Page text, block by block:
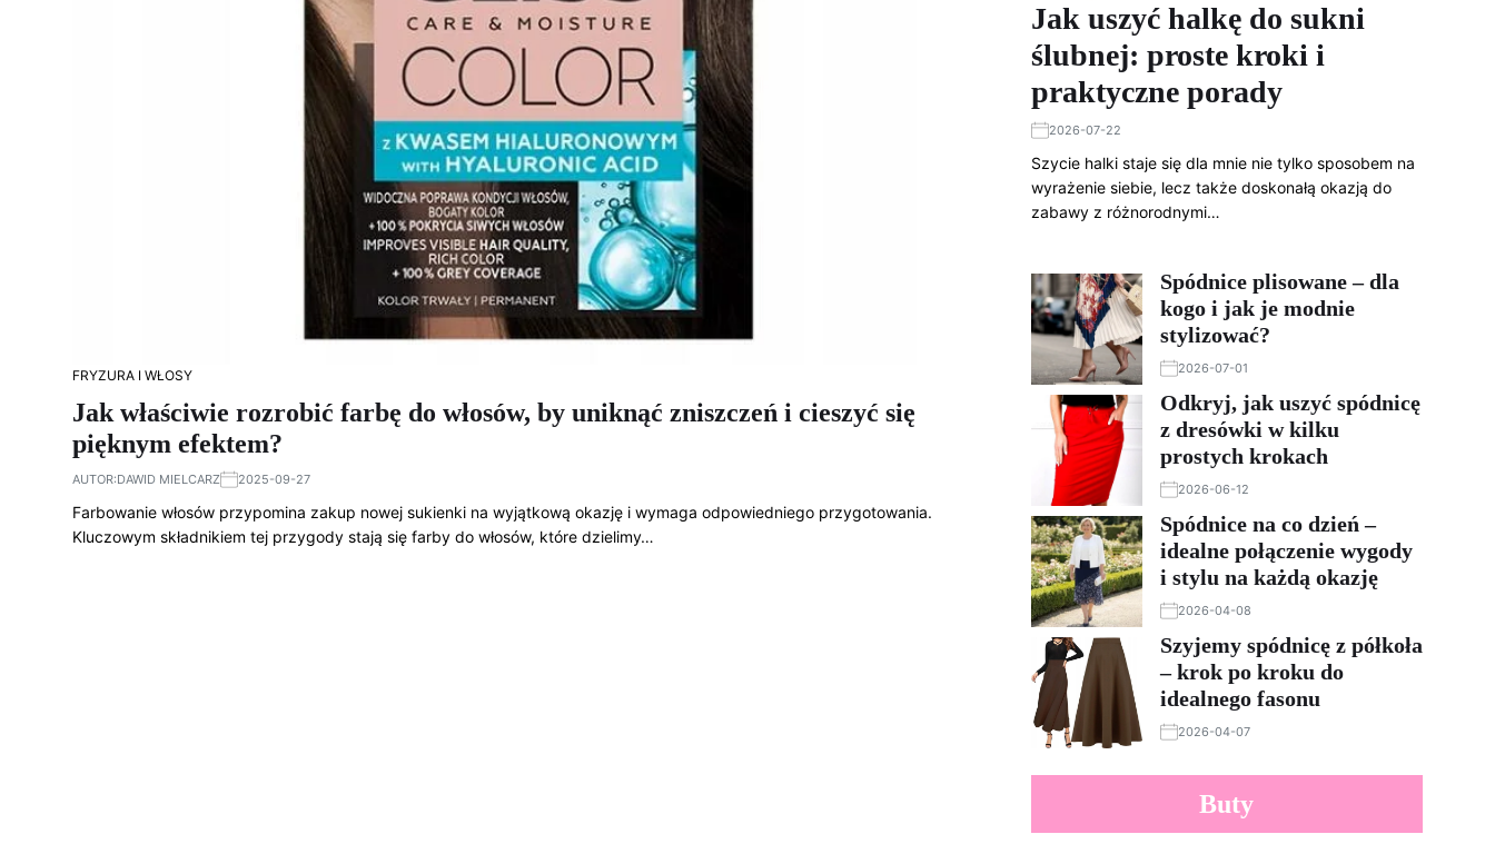
FRYZURA I WŁOSY
Jak właściwie rozrobić farbę do włosów, by uniknąć zniszczeń i cieszyć się
pięknym efektem?
AUTOR:DAWID MIELCARZ 2025-09-27
Farbowanie włosów przypomina zakup nowej sukienki na wyjątkową okazję i wymaga odpowiedniego przygotowania.
Kluczowym składnikiem tej przygody stają się farby do włosów, które dzielimy…
Jak uszyć halkę do sukni
ślubnej: proste kroki i
praktyczne porady
2026-07-22
Szycie halki staje się dla mnie nie tylko sposobem na
wyrażenie siebie, lecz także doskonałą okazją do
zabawy z różnorodnymi…
Spódnice plisowane – dla
kogo i jak je modnie
stylizować?
2026-07-01
Odkryj, jak uszyć spódnicę
z dresówki w kilku
prostych krokach
2026-06-12
Spódnice na co dzień –
idealne połączenie wygody
i stylu na każdą okazję
2026-04-08
Szyjemy spódnicę z półkoła
– krok po kroku do
idealnego fasonu
2026-04-07
Buty